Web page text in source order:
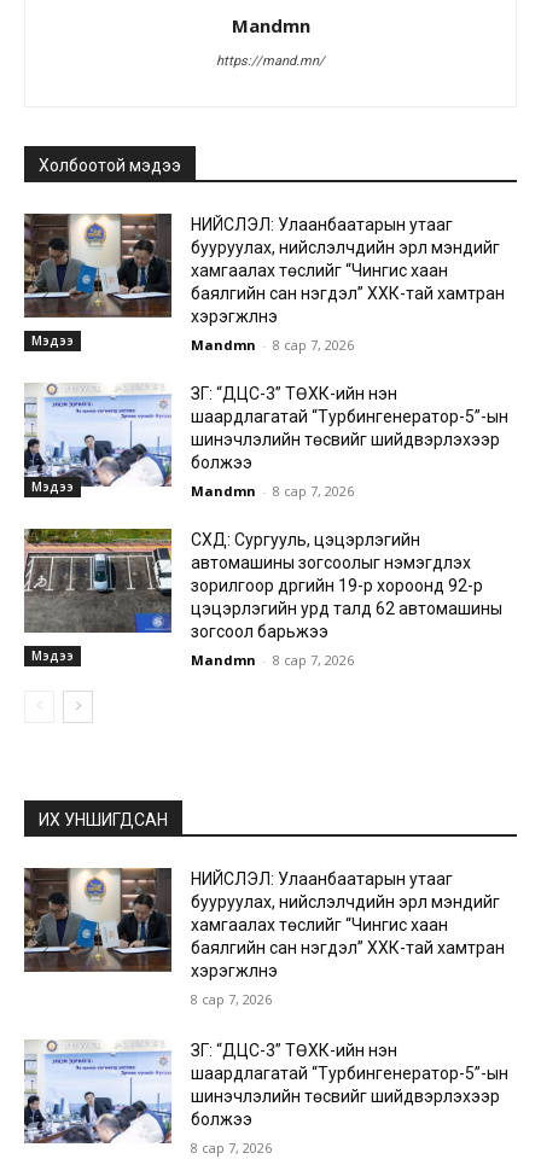
Mandmn
https://mand.mn/
Холбоотой мэдээ
Мэдээ
НИЙСЛЭЛ: Улаанбаатарын утааг
бууруулах, нийслэлчүүдийн эрүүл мэндийг
хамгаалах төслийг “Чингис хаан
баялгийн сан нэгдэл” ХХК-тай хамтран
хэрэгжүүлнэ
Mandmn - 8 сар 7, 2026
Мэдээ
ЗГ: “ДЦС-3” ТӨХК-ийн нэн
шаардлагатай “Турбингенератор-5”-ын
шинэчлэлийн төсвийг шийдвэрлэхээр
болжээ
Mandmn - 8 сар 7, 2026
Мэдээ
СХД: Сургууль, цэцэрлэгийн
автомашины зогсоолыг нэмэгдүүлэх
зорилгоор дүүргийн 19-р хороонд 92-р
цэцэрлэгийн урд талд 62 автомашины
зогсоол барьжээ
Mandmn - 8 сар 7, 2026
ИХ УНШИГДСАН
НИЙСЛЭЛ: Улаанбаатарын утааг
бууруулах, нийслэлчүүдийн эрүүл мэндийг
хамгаалах төслийг “Чингис хаан
баялгийн сан нэгдэл” ХХК-тай хамтран
хэрэгжүүлнэ
8 сар 7, 2026
ЗГ: “ДЦС-3” ТӨХК-ийн нэн
шаардлагатай “Турбингенератор-5”-ын
шинэчлэлийн төсвийг шийдвэрлэхээр
болжээ
8 сар 7, 2026